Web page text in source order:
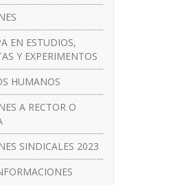
EN ESTUDIOS,
Y EXPERIMENTOS
HUMANOS
A RECTOR O
SINDICALES 2023